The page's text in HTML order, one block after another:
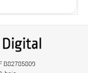
B82785809